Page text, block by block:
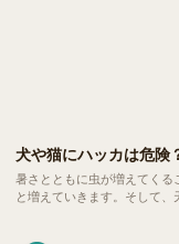
犬や猫にハッカは危険
暑さとともに虫が増えてくるこれからの季節。 虫よ
と増えていきます。そして